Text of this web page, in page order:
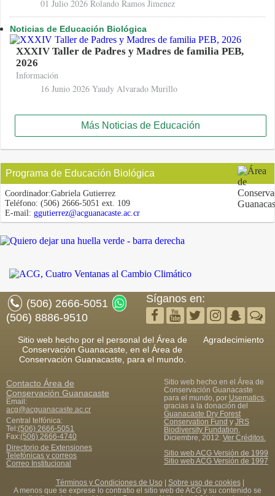
01 Julio 2026 Rolando Ramos Jimenez
Noticias de Educación Biológica
XXXIV Taller de Padres y Madres de familia PEB,
2026
Información
16 Junio 2026 Yaudy Alvarado Murillo
Más Noticias de Educación
Programa de Educación Biológica
Coordinador:Gabriela Gutierrez
Teléfono: (506) 2666-5051 ext. 109
E-mail: ggutierrez@acguanacaste.ac.cr
(506) 2666-5051
(506) 8886-9510
Síganos en:
Sitio web hecho por el personal del Área de
Conservación Guanacaste, en el Área de
Conservación Guanacaste, para el mundo.
Agradecimiento
Contacto Área de
Conservación Guanacaste
Email:
acg@acguanacaste.ac.cr
Central telfónica:
Tel:(506) 2666-5051
Fax:(506) 2666-4740
Directorio de Extensiones
Telefónicas y correos
Correo Institucional
Sitio web hecho en el Área de
Conservación Guanacaste
para el mundo, por Usematics,
gracias a la donación del
Guanacaste Dry Forest
Conservation Fund y JRS
Biodiversity Fundation,
Diciembre, 2012. Ver Créditos.
Sitio web ACG Versión de 1999
Sitio web ACG Versión de 1997
Términos y Condiciones de Uso Sobre uso de cookies|
A menos que se exprese lo contratio el sitio web de ACG y su contenido se